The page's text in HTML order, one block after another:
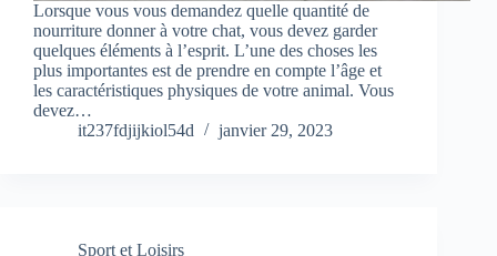
Lorsque vous vous demandez quelle quantité de
nourriture donner à votre chat, vous devez garder
quelques éléments à l’esprit. L’une des choses les
plus importantes est de prendre en compte l’âge et
les caractéristiques physiques de votre animal. Vous
devez…
it237fdjijkiol54d
janvier 29, 2023
Sport et Loisirs